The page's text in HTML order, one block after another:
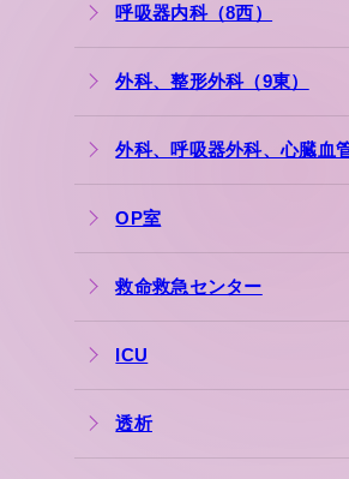
呼吸器内科（8西）
外科、整形外科（9東）
外科、呼吸器外科、心臓血
OP室
救命救急センター
ICU
透析